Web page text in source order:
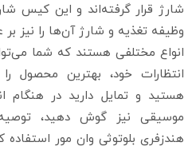
شارژ قرار گرفته‌اند و این کیس
وظیفه تغذیه و شارژ آن‌ها را نیز بر
انواع مختلفی هستند که شما
انتظارات خود، بهترین محصول
هستید و تمایل دارید در هنگام
موسیقی نیز گوش دهید،
هندزفری بلوتوثی وان مور